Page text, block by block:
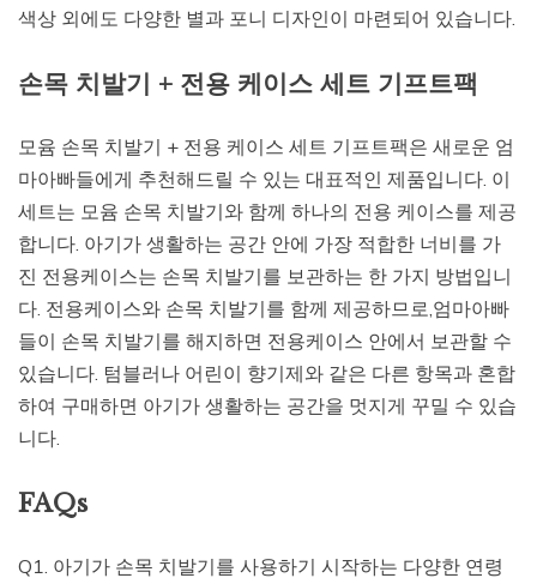
색상 외에도 다양한 별과 포니 디자인이 마련되어 있습니다.
손목 치발기 + 전용 케이스 세트 기프트팩
모윰 손목 치발기 + 전용 케이스 세트 기프트팩은 새로운 엄
마아빠들에게 추천해드릴 수 있는 대표적인 제품입니다. 이
세트는 모윰 손목 치발기와 함께 하나의 전용 케이스를 제공
합니다. 아기가 생활하는 공간 안에 가장 적합한 너비를 가
진 전용케이스는 손목 치발기를 보관하는 한 가지 방법입니
다. 전용케이스와 손목 치발기를 함께 제공하므로,엄마아빠
들이 손목 치발기를 해지하면 전용케이스 안에서 보관할 수
있습니다. 텀블러나 어린이 향기제와 같은 다른 항목과 혼합
하여 구매하면 아기가 생활하는 공간을 멋지게 꾸밀 수 있습
니다.
FAQs
Q1. 아기가 손목 치발기를 사용하기 시작하는 다양한 연령